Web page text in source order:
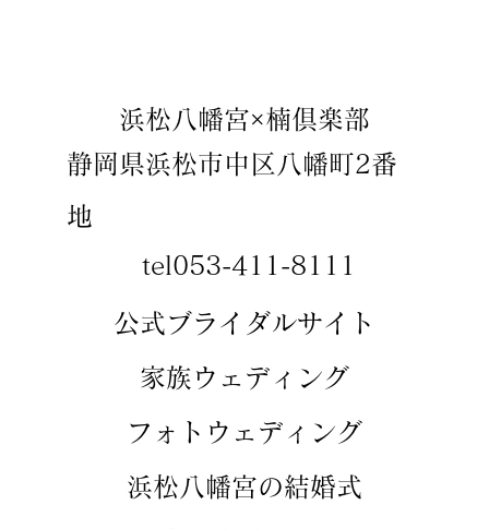
​​公式ブライダルサイト
​家族ウェディング
​フォトウェディング
​浜松八幡宮の結婚式
​浜松八幡宮×楠倶楽部
静岡県浜松市中区八幡町2番
地
tel053-411-8111